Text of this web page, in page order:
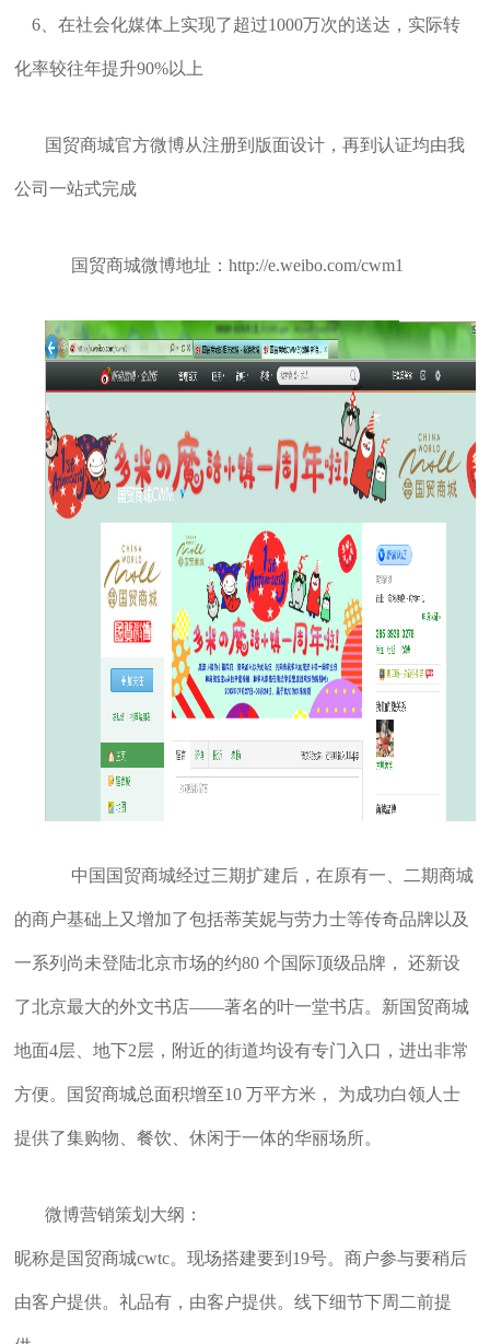
6、在社会化媒体上实现了超过1000万次的送达，实际转
化率较往年提升90%以上
国贸商城官方微博从注册到版面设计，再到认证均由我
公司一站式完成
国贸商城微博地址：http://e.weibo.com/cwm1
中国国贸商城经过三期扩建后，在原有一、二期商城
的商户基础上又增加了包括蒂芙妮与劳力士等传奇品牌以及
一系列尚未登陆北京市场的约80 个国际顶级品牌， 还新设
了北京最大的外文书店——著名的叶一堂书店。新国贸商城
地面4层、地下2层，附近的街道均设有专门入口，进出非常
方便。国贸商城总面积增至10 万平方米， 为成功白领人士
提供了集购物、餐饮、休闲于一体的华丽场所。
微博营销策划大纲：
昵称是国贸商城cwtc。现场搭建要到19号。商户参与要稍后
由客户提供。礼品有，由客户提供。线下细节下周二前提